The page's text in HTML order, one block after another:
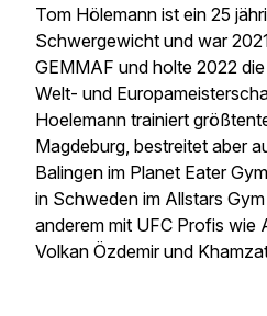
Tom Hölemann ist ein 25
Schwergewicht und war
GEMMAF und holte 2022
Welt- und
Hoelemann trainiert
Magdeburg, bestreitet aber
Balingen im Planet Eater
in Schweden im Allstars
anderem mit UFC Profis wie
Volkan Özdemir und